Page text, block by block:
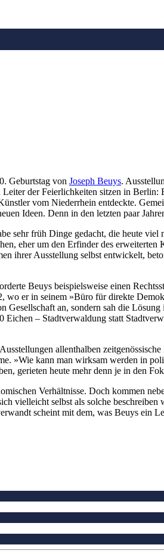
Geburtstag von Joseph Beuys.
der Feierlichkeiten sitzen in
vom Niederrhein entdeckte.
Ideen. Denn in den letzten paar
sehr früh Dinge gedacht, die heute
eher um den Erfinder des
Ausstellung selbst entwickelt,
Beuys beispielsweise einen
er in seinem »Büro für direkte
an, sondern sah die
– Stadtverwaldung statt
allenthalben
»Wie kann man wirksam werden in
gerieten heute mehr denn je in den
Verhältnisse. Doch kommen
vielleicht selbst als solche
scheint mit dem, was Beuys ein